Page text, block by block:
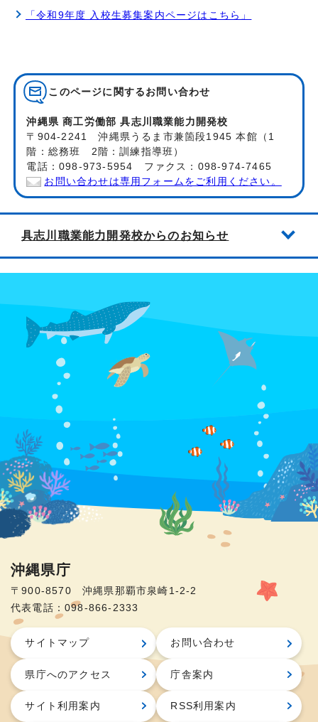
「令和9年度 入校生募集案内ページはこちら」
このページに関する お問い合わせ
沖縄県 商工労働部 具志川職業能力開発校
〒904-2241 沖縄県うるま市兼箇段1945 本館（1
階：総務班 2階：訓練指導班）
電話：098-973-5954 ファクス：098-974-7465
お問い合わせは専用フォームをご利用ください。
具志川職業能力開発校からのお知らせ
沖縄県庁
〒900-8570 沖縄県那覇市泉崎1-2-2
代表電話：098-866-2333
サイトマップ お問い合わせ
県庁へのアクセス 庁舎案内
サイト利用案内 RSS利用案内